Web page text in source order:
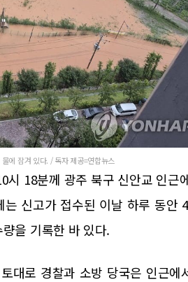
에 잠겨 있다. / 독자 제공=연합뉴스
시 18분께 광주 북구 신안교 인근
신고가 접수된 이날 하루 동안
을 기록한 바 있다.
대로 경찰과 소방 당국은 인근에